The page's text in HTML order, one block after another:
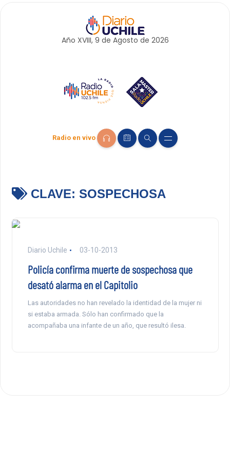
Año XVIII, 9 de Agosto de 2026
Radio en vivo
CLAVE: SOSPECHOSA
Diario Uchile 03-10-2013
Policía confirma muerte de sospechosa que
desató alarma en el Capitolio
Las autoridades no han revelado la identidad de la mujer ni
si estaba armada. Sólo han confirmado que la
acompañaba una infante de un año, que resultó ilesa.